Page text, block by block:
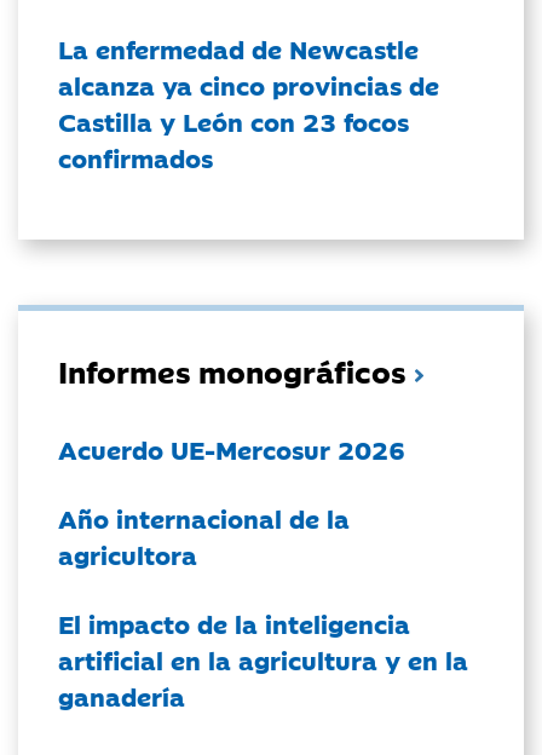
La enfermedad de Newcastle
alcanza ya cinco provincias de
Castilla y León con 23 focos
confirmados
Informes monográficos
Acuerdo UE-Mercosur 2026
Año internacional de la
agricultora
El impacto de la inteligencia
artificial en la agricultura y en la
ganadería